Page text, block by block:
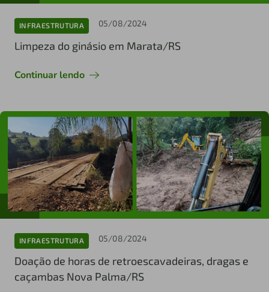
INFRAESTRUTURA 05/08/2024
Limpeza do ginásio em Marata/RS
Continuar lendo
INFRAESTRUTURA 05/08/2024
Doação de horas de retroescavadeiras, dragas e
caçambas Nova Palma/RS